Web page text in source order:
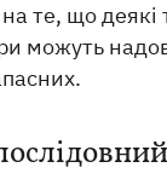
те, що деякі
можуть